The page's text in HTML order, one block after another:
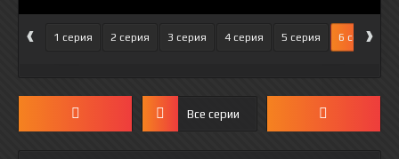
‹ 1 серия 2 серия 3 серия 4 серия 5 серия 6 серия
›
Все серии